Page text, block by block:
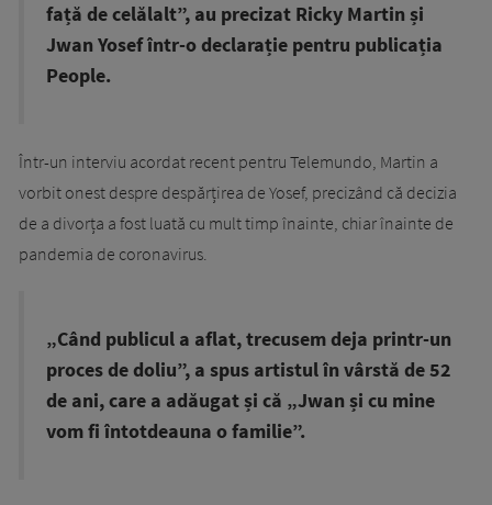
față de celălalt”, au precizat Ricky Martin și
Jwan Yosef într-o declarație pentru publicația
People.
Într-un interviu acordat recent pentru Telemundo, Martin a
vorbit onest despre despărțirea de Yosef, precizând că decizia
de a divorța a fost luată cu mult timp înainte, chiar înainte de
pandemia de coronavirus.
„Când publicul a aflat, trecusem deja printr-un
proces de doliu”, a spus artistul în vârstă de 52
de ani, care a adăugat și că „Jwan și cu mine
vom fi întotdeauna o familie”.